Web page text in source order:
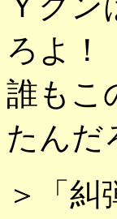
ろよ！
誰もこ
たんだ
＞「